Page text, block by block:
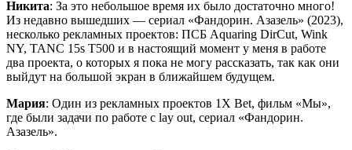
Никита: За это небольшое время их было достаточно много!
Из недавно вышедших — сериал «Фандорин. Азазель» (2023),
несколько рекламных проектов: ПСБ Aquaring DirCut, Wink
NY, TANC 15s T500 и в настоящий момент у меня в работе
два проекта, о которых я пока не могу рассказать, так как они
выйдут на большой экран в ближайшем будущем.
Мария: Один из рекламных проектов 1X Bet, фильм «Мы»,
где были задачи по работе с lay out, сериал «Фандорин.
Азазель».